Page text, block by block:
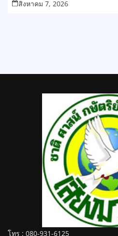
สิงหาคม 7, 2026
โทร : 080-931-6125